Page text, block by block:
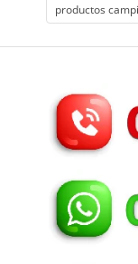
productos